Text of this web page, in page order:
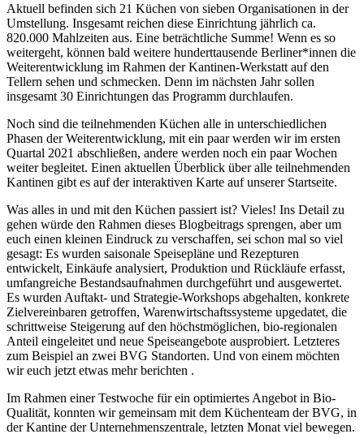
Aktuell befinden sich 21 Küchen von sieben Organisationen in der
Umstellung. Insgesamt reichen diese Einrichtung jährlich ca.
820.000 Mahlzeiten aus. Eine beträchtliche Summe! Wenn es so
weitergeht, können bald weitere hunderttausende Berliner*innen die
Weiterentwicklung im Rahmen der Kantinen-Werkstatt auf den
Tellern sehen und schmecken. Denn im nächsten Jahr sollen
insgesamt 30 Einrichtungen das Programm durchlaufen.
Noch sind die teilnehmenden Küchen alle in unterschiedlichen
Phasen der Weiterentwicklung, mit ein paar werden wir im ersten
Quartal 2021 abschließen, andere werden noch ein paar Wochen
weiter begleitet. Einen aktuellen Überblick über alle teilnehmenden
Kantinen gibt es auf der interaktiven Karte auf unserer Startseite.
Was alles in und mit den Küchen passiert ist? Vieles! Ins Detail zu
gehen würde den Rahmen dieses Blogbeitrags sprengen, aber um
euch einen kleinen Eindruck zu verschaffen, sei schon mal so viel
gesagt: Es wurden saisonale Speisepläne und Rezepturen
entwickelt, Einkäufe analysiert, Produktion und Rückläufe erfasst,
umfangreiche Bestandsaufnahmen durchgeführt und ausgewertet.
Es wurden Auftakt- und Strategie-Workshops abgehalten, konkrete
Zielvereinbaren getroffen, Warenwirtschaftssysteme upgedatet, die
schrittweise Steigerung auf den höchstmöglichen, bio-regionalen
Anteil eingeleitet und neue Speiseangebote ausprobiert. Letzteres
zum Beispiel an zwei BVG Standorten. Und von einem möchten
wir euch jetzt etwas mehr berichten .
Im Rahmen einer Testwoche für ein optimiertes Angebot in Bio-
Qualität, konnten wir gemeinsam mit dem Küchenteam der BVG, in
der Kantine der Unternehmenszentrale, letzten Monat viel bewegen.